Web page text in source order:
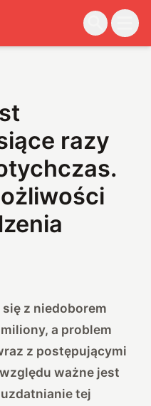
razy
z niedoborem
a problem
z postępującymi
ważne jest
tej